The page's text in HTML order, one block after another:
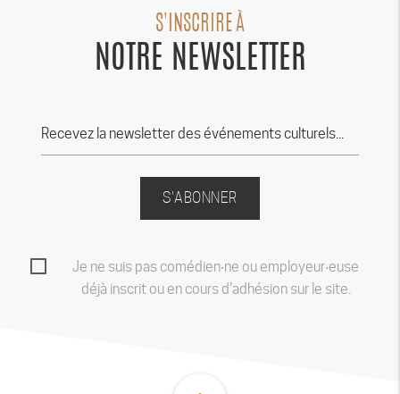
S'INSCRIRE À
NOTRE NEWSLETTER
S'ABONNER
Je ne suis pas comédien‧ne ou employeur‧euse
déjà inscrit ou en cours d'adhésion sur le site.